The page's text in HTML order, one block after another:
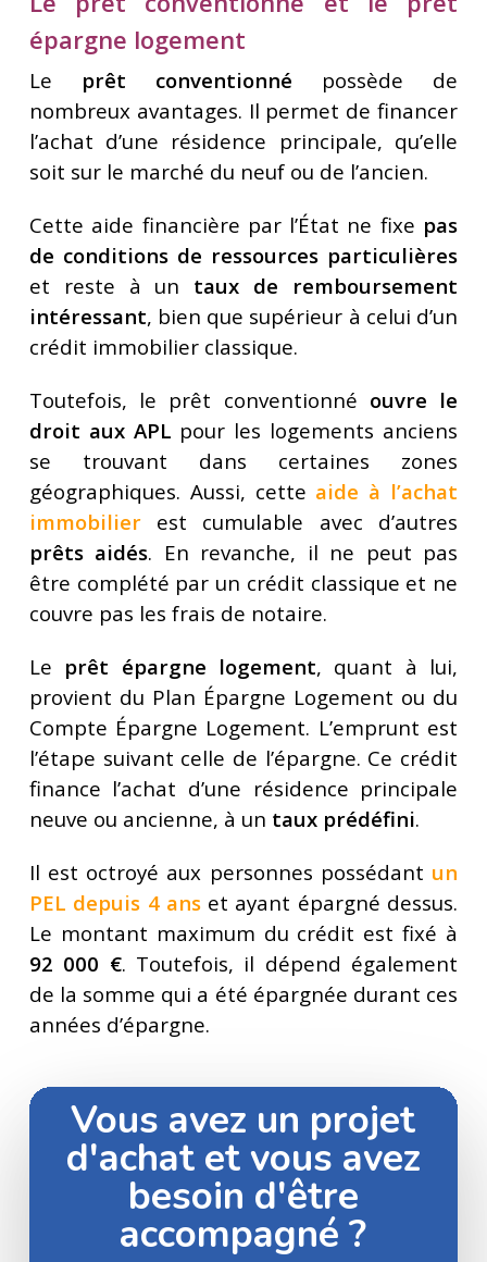
épargne logement
Le prêt conventionné possède de
nombreux avantages. Il permet de financer
l’achat d’une résidence principale, qu’elle
soit sur le marché du neuf ou de l’ancien.
Cette aide financière par l’État ne fixe pas
de conditions de ressources particulières
et reste à un taux de remboursement
intéressant, bien que supérieur à celui d’un
crédit immobilier classique.
Toutefois, le prêt conventionné ouvre le
droit aux APL pour les logements anciens
se trouvant dans certaines zones
géographiques. Aussi, cette aide à l’achat
immobilierest cumulable avec d’autres
prêts aidés. En revanche, il ne peut pas
être complété par un crédit classique et ne
couvre pas les frais de notaire.
Le prêt épargne logement, quant à lui,
provient du Plan Épargne Logement ou du
Compte Épargne Logement. L’emprunt est
l’étape suivant celle de l’épargne. Ce crédit
finance l’achat d’une résidence principale
neuve ou ancienne, à un taux prédéfini.
Il est octroyé aux personnes possédant un
PEL depuis 4 anset ayant épargné dessus.
Le montant maximum du crédit est fixé à
92 000 €. Toutefois, il dépend également
de la somme qui a été épargnée durant ces
années d’épargne.
Vous avez un projet
d'achat et vous avez
besoin d'être
accompagné ?